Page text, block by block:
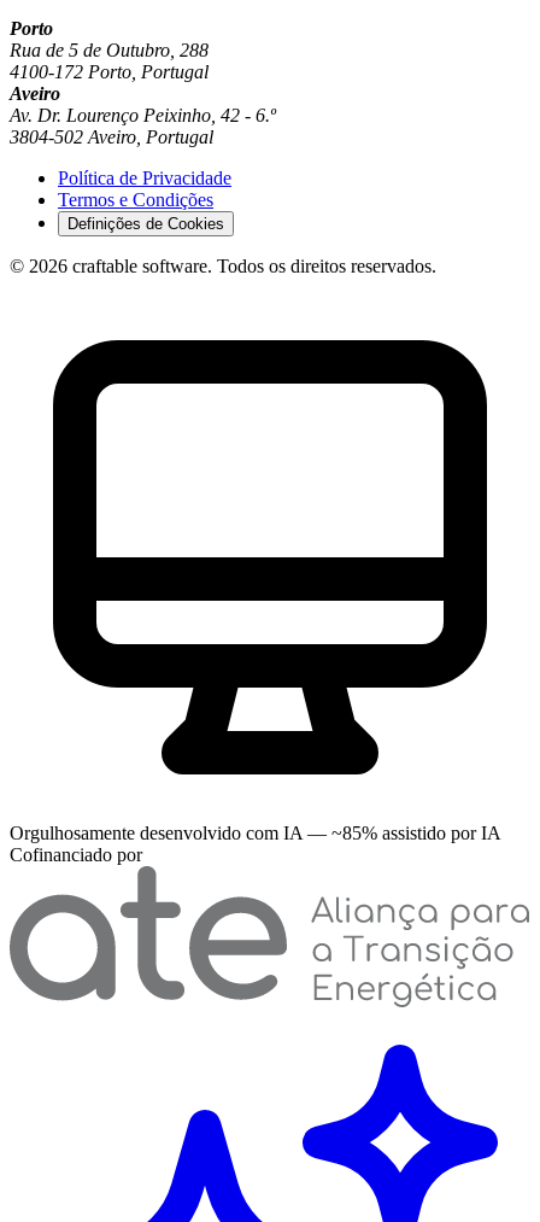
Porto
Rua de 5 de Outubro, 288
4100-172 Porto, Portugal
Aveiro
Av. Dr. Lourenço Peixinho, 42 - 6.º
3804-502 Aveiro, Portugal
Política de Privacidade
Termos e Condições
Definições de Cookies
© 2026 craftable software. Todos os direitos reservados.
Orgulhosamente desenvolvido com IA — ~85% assistido por IA
Cofinanciado por